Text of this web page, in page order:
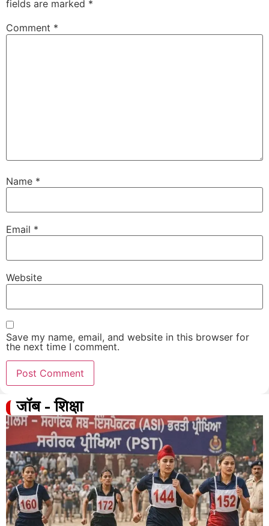
fields are marked *
Comment *
Name *
Email *
Website
Save my name, email, and website in this browser for
the next time I comment.
जॉब - शिक्षा